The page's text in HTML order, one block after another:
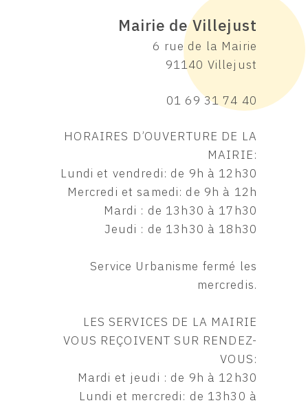
Mairie de Villejust
6 rue de la Mairie
91140 Villejust
01 69 31 74 40
HORAIRES D’OUVERTURE DE LA
MAIRIE:
Lundi et vendredi: de 9h à 12h30
Mercredi et samedi: de 9h à 12h
Mardi : de 13h30 à 17h30
Jeudi : de 13h30 à 18h30
Service Urbanisme fermé les
mercredis.
LES SERVICES DE LA MAIRIE
VOUS REÇOIVENT SUR RENDEZ-
VOUS:
Mardi et jeudi : de 9h à 12h30
Lundi et mercredi: de 13h30 à